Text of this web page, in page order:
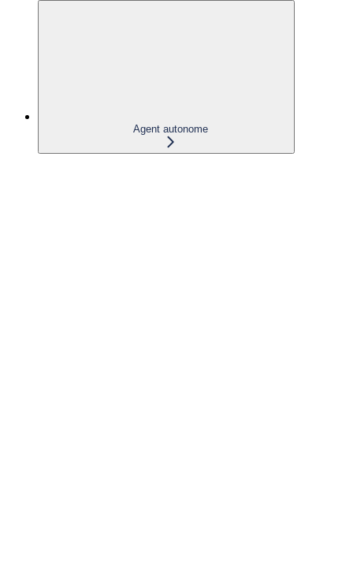
Agent autonome